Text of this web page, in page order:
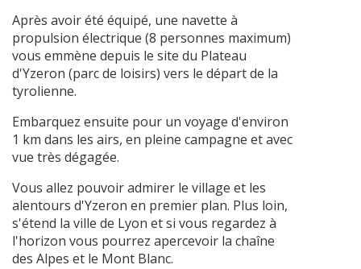
Après avoir été équipé, une navette à
propulsion électrique (8 personnes maximum)
vous emmène depuis le site du Plateau
d'Yzeron (parc de loisirs) vers le départ de la
tyrolienne.
Embarquez ensuite pour un voyage d'environ
1 km dans les airs, en pleine campagne et avec
vue très dégagée.
Vous allez pouvoir admirer le village et les
alentours d'Yzeron en premier plan. Plus loin,
s'étend la ville de Lyon et si vous regardez à
l'horizon vous pourrez apercevoir la chaîne
des Alpes et le Mont Blanc.